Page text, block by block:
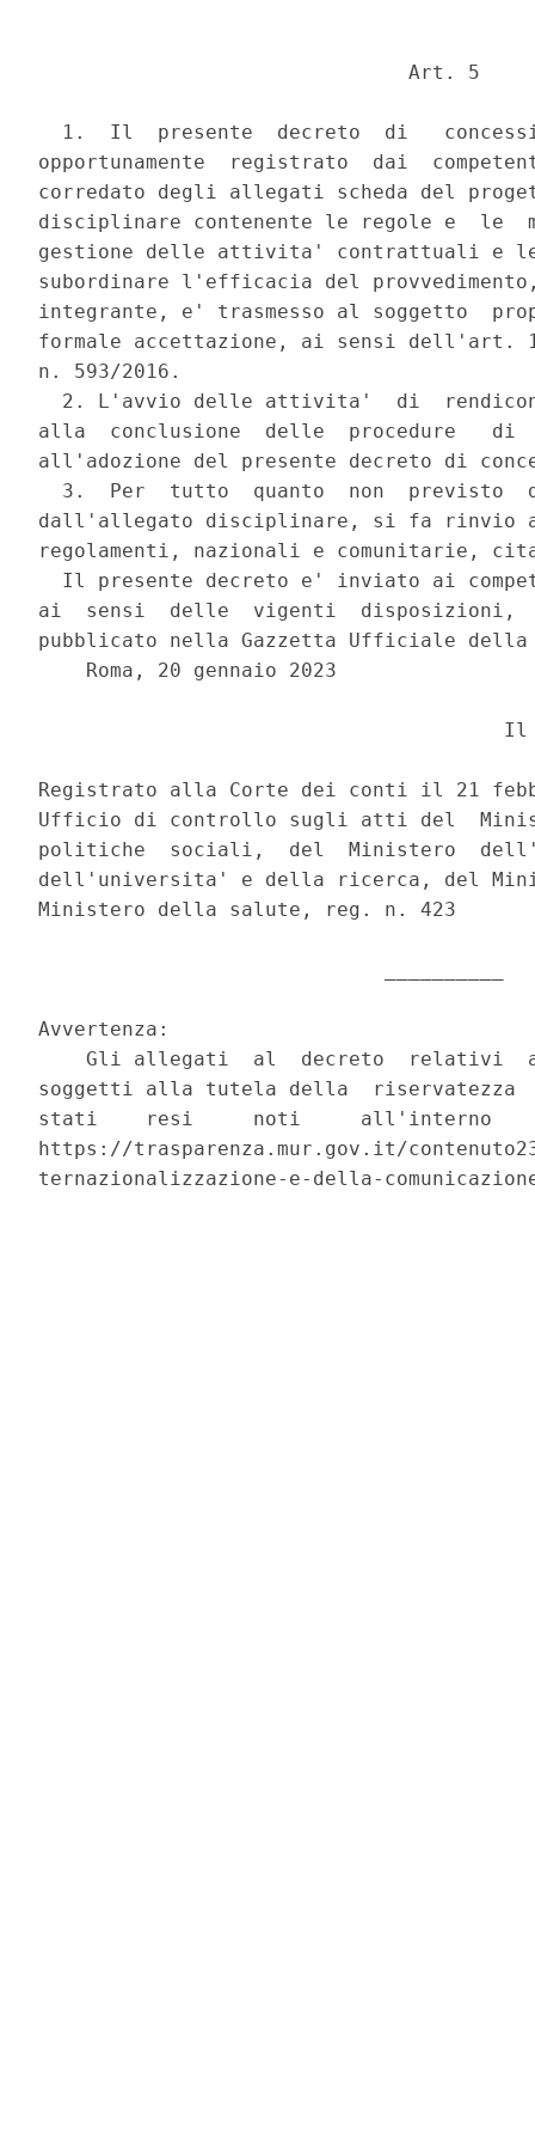
                               Art. 5
1.  Il  presente  decreto  di
opportunamente  registrato  dai
corredato degli allegati scheda del
disciplinare contenente le regole e  le
gestione delle attivita' contrattuali e
subordinare l'efficacia del
integrante, e' trasmesso al soggetto
formale accettazione, ai sensi dell'art.
n. 593/2016.
2. L'avvio delle attivita'  di
alla  conclusione  delle  procedure   di
all'adozione del presente decreto di
3.  Per  tutto  quanto  non  previsto
dall'allegato disciplinare, si fa rinvio
regolamenti, nazionali e comunitarie,
Il presente decreto e' inviato ai
ai  sensi  delle  vigenti  disposizioni,
pubblicato nella Gazzetta Ufficiale
    Roma, 20 gennaio 2023
Registrato alla Corte dei conti il 21
Ufficio di controllo sugli atti del
politiche  sociali,  del  Ministero
dell'universita' e della ricerca, del
Ministero della salute, reg. n. 423
Avvertenza:
Gli allegati  al  decreto  relativi
soggetti alla tutela della  riservatezza
stati    resi     noti     all'interno
https://trasparenza.mur.gov.it/